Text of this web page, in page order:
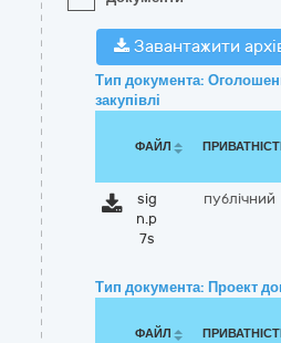
Завантажити
Тип документа:
закупівлі
ФАЙЛ
sig
n.p
7s
публічний
Тип документа: Проект
ФАЙЛ